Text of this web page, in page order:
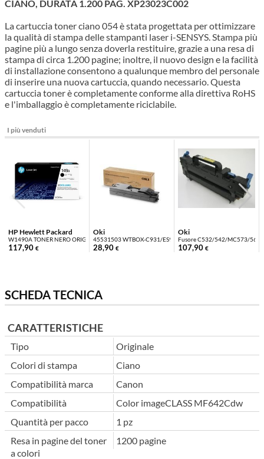
CIANO, DURATA 1.200 PAG. XP23023C002
La cartuccia toner ciano 054 è stata progettata per ottimizzare
la qualità di stampa delle stampanti laser i-SENSYS. Stampa più
pagine più a lungo senza doverla restituire, grazie a una resa di
stampa di circa 1.200 pagine; inoltre, il nuovo design e la facilità
di installazione consentono a qualunque membro del personale
di inserire una nuova cartuccia, quando necessario. Questa
cartuccia toner è completamente conforme alla direttiva RoHS
e l'imballaggio è completamente riciclabile.
I più venduti
HP Hewlett Packard
W1490A TONER NERO ORIGINALE HP 149A
117,90 €
Oki
45531503 WTBOX-C931/ES9431/9541 (40K)
28,90 €
Oki
Fusore C532/542/MC573/
107,90 €
SCHEDA TECNICA
CARATTERISTICHE
Tipo
Originale
Colori di stampa
Ciano
Compatibilità marca
Canon
Compatibilità
Color imageCLASS MF642Cdw
Quantità per pacco
1 pz
Resa in pagine del toner
a colori
1200 pagine